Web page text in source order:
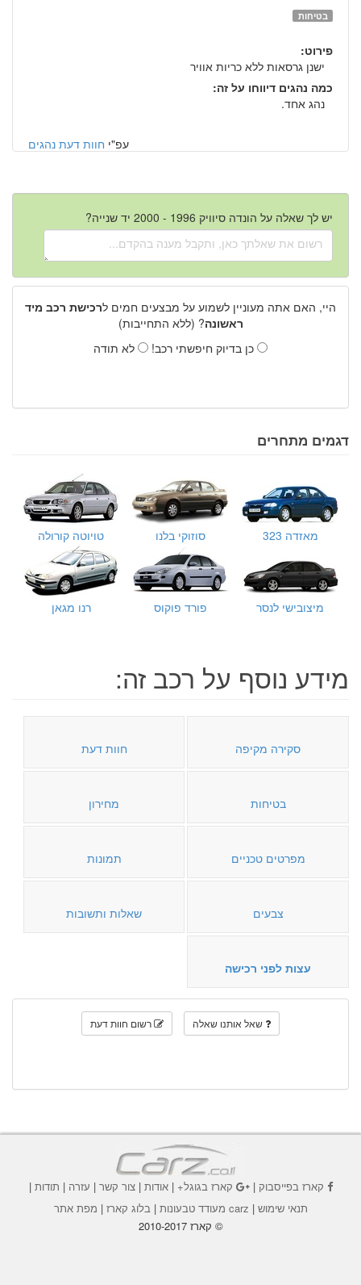
בטיחות
פירוט:
ישנן גרסאות ללא כריות אוויר
כמה נהגים דיווחו על זה:
נהג אחד.
עפ"י חוות דעת נהגים
יש לך שאלה על הונדה סיוויק 1996 - 2000 יד שנייה?
היי, האם אתה מעוניין לשמוע על מבצעים חמים לרכישת רכב מיד
ראשונה? (ללא התחייבות)
כן בדיוק חיפשתי רכב!
לא תודה
דגמים מתחרים
מאזדה 323 סוזוקי בלנו טויוטה קורולה
מיצובישי לנסר פורד פוקוס רנו מגאן
מידע נוסף על רכב זה:
סקירה מקיפה חוות דעת
בטיחות מחירון
מפרטים טכניים תמונות
צבעים שאלות ותשובות
עצות לפני רכישה
שאל אותנו שאלה רשום חוות דעת
קארז בפייסבוק| קארז בגוגל+|אודות |צור קשר | עזרה | תודות |
תנאי שימוש | carz מעודד טבעונות | בלוג קארז | מפת אתר
© קארז 2010-2017